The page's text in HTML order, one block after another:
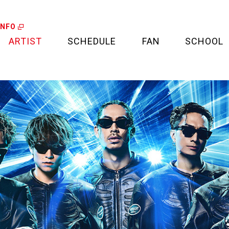
ARTIST SCHEDULE
CALENDAR
FAN
FAN CLUB
MEDIA
CREDIT CARD
PROJECT
SCHOOL